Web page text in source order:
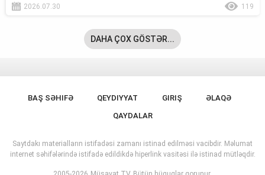
2026.07.30
119
DAHA ÇOX GÖSTƏR...
BAŞ SƏHIFƏ QEYDIYYAT GIRIŞ
ƏLAQƏ
QAYDALAR
Saytdakı materialların istifadəsi zamanı istinad edilməsi vacibdir. Məlumat
internet səhifələrində istifadə edildikdə hiperlink vasitəsi ilə istinad mütləqdir.